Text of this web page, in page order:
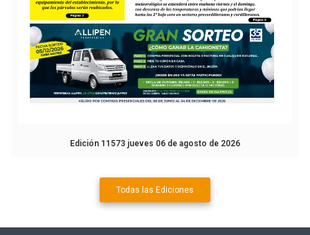
Edición 11573 jueves 06 de agosto de 2026
Todas las Ediciones